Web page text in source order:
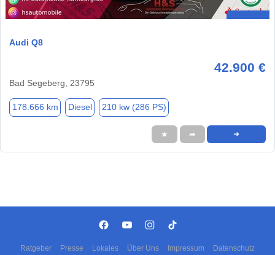
Audi Q8
42.900 €
Bad Segeberg, 23795
178.666 km Diesel 210 kw (286 PS)
★ ➦ ➜
Ratgeber Presse Lokales Über Uns Impressum Datenschutz